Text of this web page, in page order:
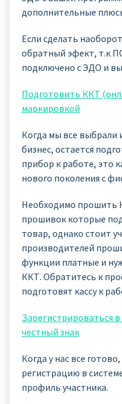
дополнительные
Если сделать
обратный эфект, т.к
подключено с ЭДО и
Подготовить ККТ
маркировкой
Когда мы все выбрали
бизнес, остается
прибор к работе, это
нового поколения с
Необходимо прошить
прошивок которые
товар, однако стоит
производителей
функции платные и
ККТ. Обратитесь к
подготовят кассу к
Зарегистрироваться
честный знак
Когда у нас все
регистрацию в
профиль участника.